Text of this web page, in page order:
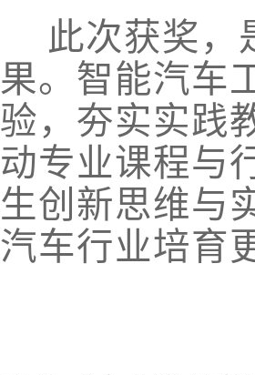
此次获奖，
果。智能汽车
验，夯实实践
动专业课程与
生创新思维与
汽车行业培育